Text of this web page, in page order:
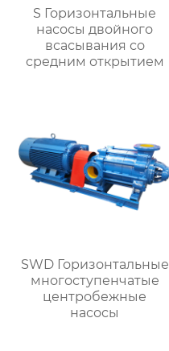
S Горизонтальные
насосы двойного
всасывания со
средним открытием
SWD Горизонтальные
многоступенчатые
центробежные
насосы